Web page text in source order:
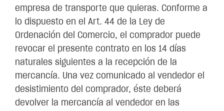
empresa de transporte que quieras. Conforme a
lo dispuesto en el Art. 44 de la Ley de
Ordenación del Comercio, el comprador puede
revocar el presente contrato en los 14 días
naturales siguientes a la recepción de la
mercancía. Una vez comunicado al vendedor el
desistimiento del comprador, éste deberá
devolver la mercancía al vendedor en las